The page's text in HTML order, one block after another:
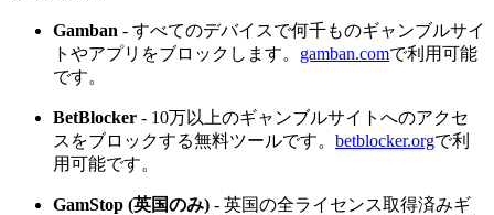
Gamban - すべてのデバイスで何千ものギャンブルサイ
トやアプリをブロックします。 gamban.comで利用可能
です。
BetBlocker - 10万以上のギャンブルサイトへのアクセ
スをブロックする無料ツールです。 betblocker.orgで利
用可能です。
GamStop (英国のみ) - 英国の全ライセンス取得済みギ